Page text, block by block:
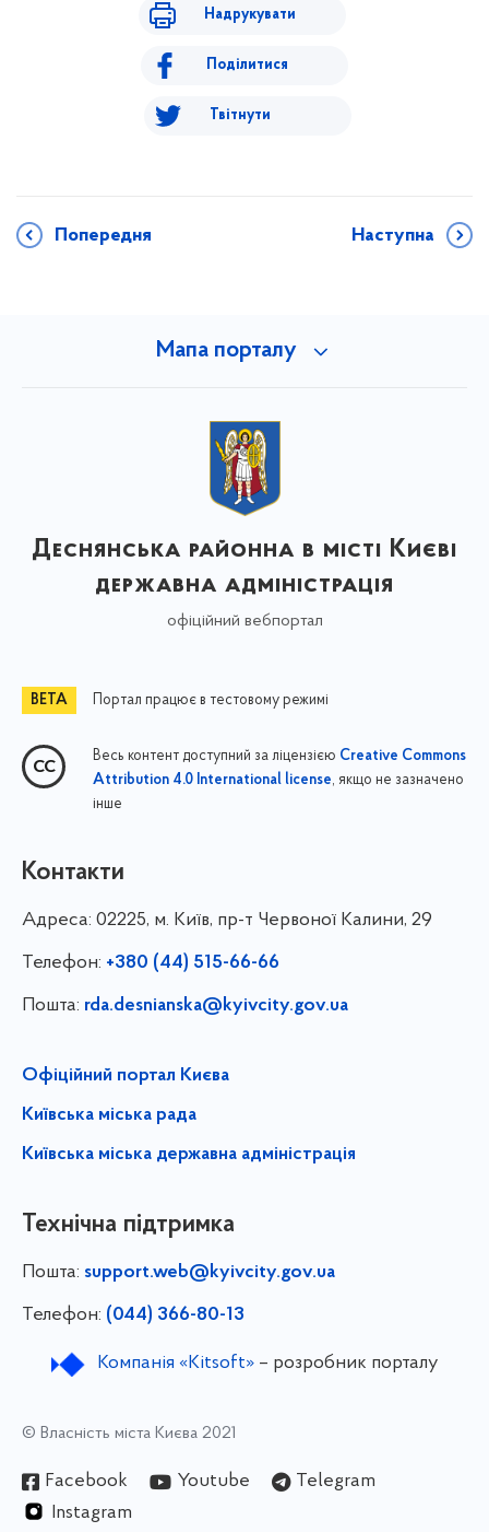
Надрукувати
Поділитися
Твітнути
Попередня Наступна
Мапа порталу
Деснянська районна в місті Києві
державна адміністрація
офіційний вебпортал
Портал працює в тестовому режимі
Весь контент доступний за ліцензією Creative Commons
Attribution 4.0 International license, якщо не зазначено
інше
Контакти
Адреса: 02225, м. Київ, пр-т Червоної Калини, 29
Телефон: +380 (44) 515-66-66
Пошта: rda.desnianska@kyivcity.gov.ua
Офіційний портал Києва
Київська міська рада
Київська міська державна адміністрація
Технічна підтримка
Пошта: support.web@kyivcity.gov.ua
Телефон: (044) 366-80-13
Компанія «Kitsoft»– розробник порталу
© Власність міста Києва 2021
Facebook Youtube
Telegram
Instagram